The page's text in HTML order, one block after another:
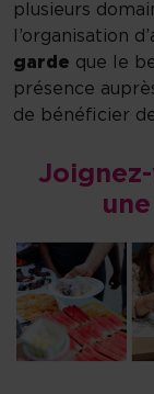
plusieurs
l’organisation
garde que le
présence
de bénéficier